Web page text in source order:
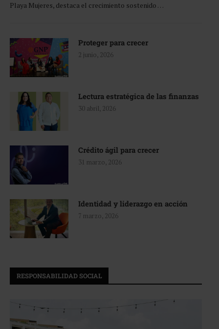
Playa Mujeres, destaca el crecimiento sostenido …
Proteger para crecer
2 junio, 2026
Lectura estratégica de las finanzas
30 abril, 2026
Crédito ágil para crecer
31 marzo, 2026
Identidad y liderazgo en acción
7 marzo, 2026
RESPONSABILIDAD SOCIAL